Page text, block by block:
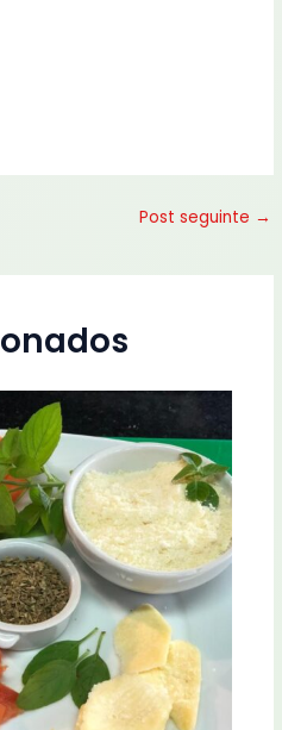
Post seguinte →